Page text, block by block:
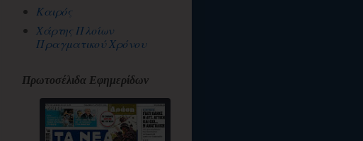
Καιρός
Χάρτης Πλοίων
Πραγματικού Χρόνου
Πρωτοσέλιδα Εφημερίδων